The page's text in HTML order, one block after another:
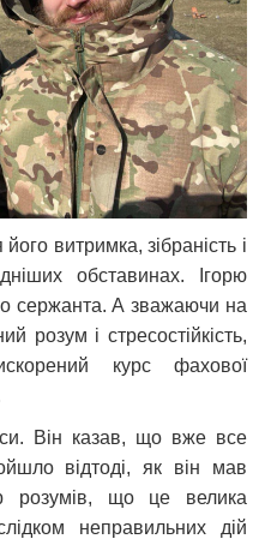
витримка, зібраність і
обставинах. Ігорю
сержанта. А зважаючи на
розум і стресостійкість,
курс фахової
Він казав, що вже все
відтоді, як він мав
розумів, що це велика
неправильних дій